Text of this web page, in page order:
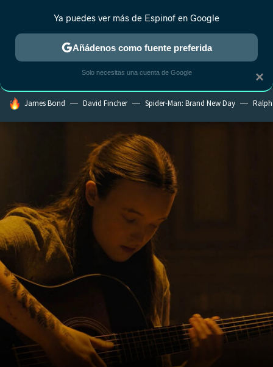
MENÚ NUEVO
ESTRENOS REALITY ANIME RANKINGS CINE
HOY SE HABLA DE
James Bond David Fincher Spider-Man: Brand New Day
×
Ya puedes ver más de Espinof en Google
Añádenos como fuente preferida
Solo necesitas una cuenta de Google